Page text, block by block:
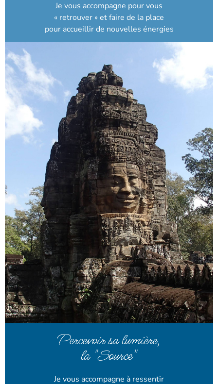
Je vous accompagne pour vous
« retrouver » et faire de la place
pour accueillir de nouvelles énergies
Percevoir sa lumière,
la "Source"
Je vous accompagne à ressentir